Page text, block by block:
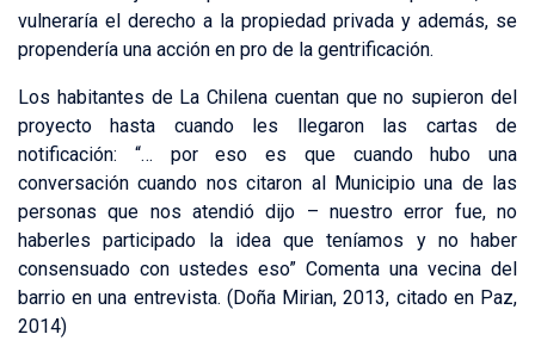
vulneraría el derecho a la propiedad privada y además, se
propendería una acción en pro de la gentrificación.
Los habitantes de La Chilena cuentan que no supieron del
proyecto hasta cuando les llegaron las cartas de
notificación: “… por eso es que cuando hubo una
conversación cuando nos citaron al Municipio una de las
personas que nos atendió dijo – nuestro error fue, no
haberles participado la idea que teníamos y no haber
consensuado con ustedes eso” Comenta una vecina del
barrio en una entrevista. (Doña Mirian, 2013, citado en Paz,
2014)